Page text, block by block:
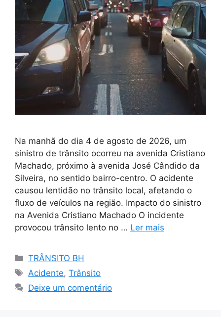
Na manhã do dia 4 de agosto de 2026, um
sinistro de trânsito ocorreu na avenida Cristiano
Machado, próximo à avenida José Cândido da
Silveira, no sentido bairro-centro. O acidente
causou lentidão no trânsito local, afetando o
fluxo de veículos na região. Impacto do sinistro
na Avenida Cristiano Machado O incidente
provocou trânsito lento no … Ler mais
Categorias
TRÂNSITO BH
Tags
Acidente,Trânsito
Deixe um comentário